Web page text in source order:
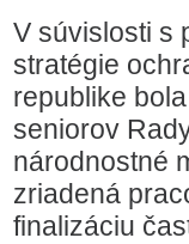
V súvislosti s
stratégie
republike
seniorov
národnostné
zriadená
finalizáciu